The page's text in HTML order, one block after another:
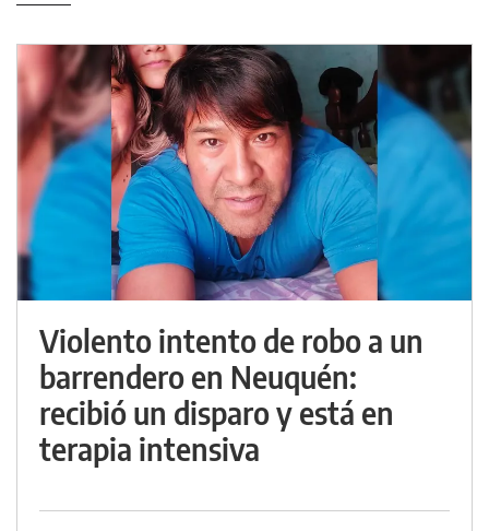
Violento intento de robo a un
barrendero en Neuquén:
recibió un disparo y está en
terapia intensiva